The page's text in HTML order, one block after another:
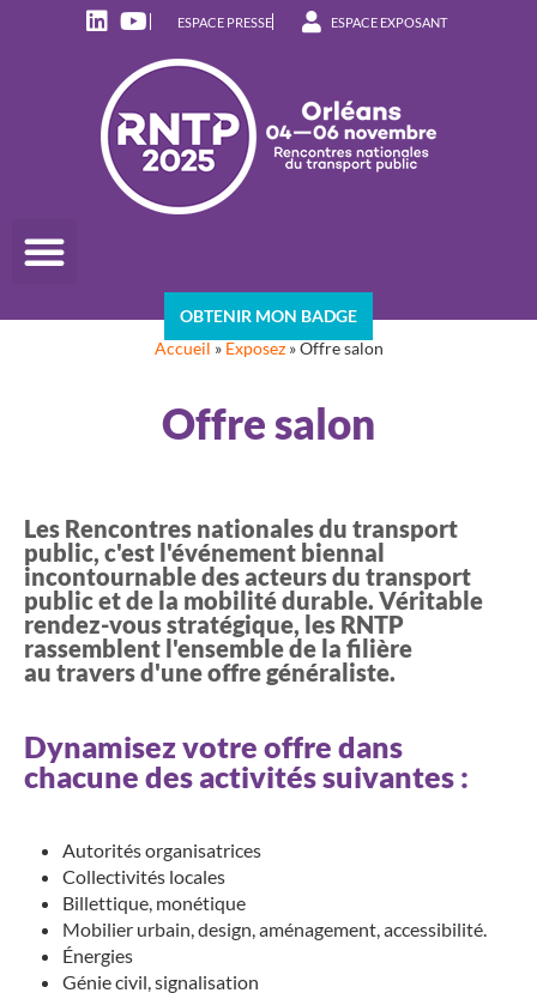
ESPACE PRESSE ESPACE EXPOSANT
OBTENIR MON BADGE
Accueil » Exposez»Offre salon
Offre salon
Les Rencontres nationales du transport
public, c'est l'événement biennal
incontournable des acteurs du transport
public et de la mobilité durable. Véritable
rendez-vous stratégique, les RNTP
rassemblent l'ensemble de la filière
au travers d'une offre généraliste.
Dynamisez votre offre dans
chacune des activités suivantes :
Autorités organisatrices
Collectivités locales
Billettique, monétique
Mobilier urbain, design, aménagement, accessibilité.
Énergies
Génie civil, signalisation